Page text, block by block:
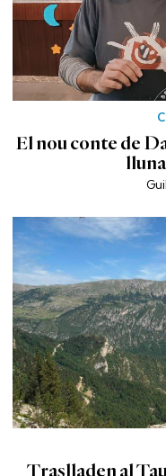
El nou conte de
Traslladen al